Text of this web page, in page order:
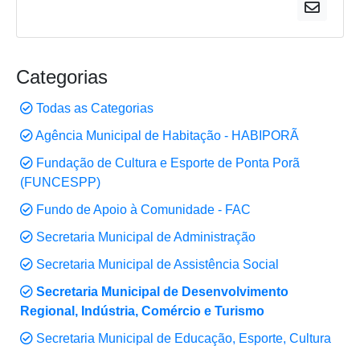
Categorias
Todas as Categorias
Agência Municipal de Habitação - HABIPORÃ
Fundação de Cultura e Esporte de Ponta Porã
(FUNCESPP)
Fundo de Apoio à Comunidade - FAC
Secretaria Municipal de Administração
Secretaria Municipal de Assistência Social
Secretaria Municipal de Desenvolvimento
Regional, Indústria, Comércio e Turismo
Secretaria Municipal de Educação, Esporte, Cultura